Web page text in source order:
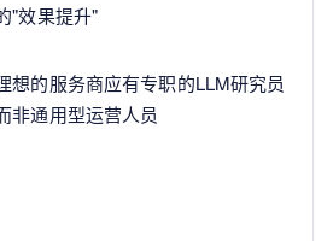
"效果提升"
想的服务商应有专职的LLM研究员
非通用型运营人员